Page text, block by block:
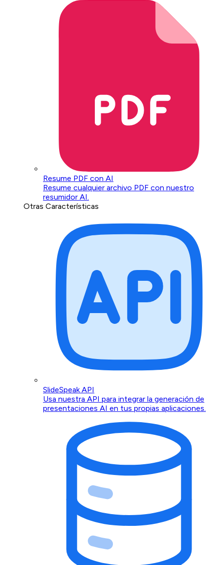
Resume PDF con AI
Resume cualquier archivo PDF con nuestro
resumidor AI.
Otras Características
SlideSpeak API
Usa nuestra API para integrar la generación de
presentaciones AI en tus propias aplicaciones.